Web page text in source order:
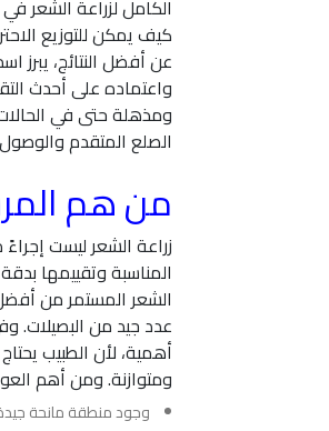
كيف يمكن للتوزيع
ومذهلة حتى في
الصلع المتقدم والوصول إلى
من هم
زراعة الشعر ليست
المناسبة وتقييمها
الشعر المستمر من
عدد جيد من البصيلات.
أهمية، لأن الطبيب
ومتوازنة. ومن أهم
وجود منطقة مانحة